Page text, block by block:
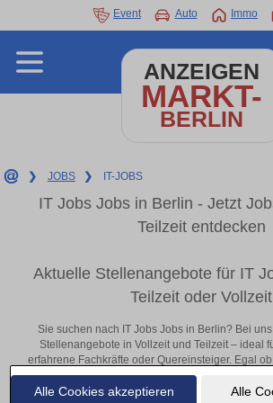
Alle Cookies akzeptieren Alle
Event Auto Immo
ANZEIGEN
MARKT-
BERLIN
❯ JOBS ❯ IT-JOBS
IT Jobs Jobs in Berlin - Jetzt
Teilzeit entdecken
Aktuelle Stellenangebote für IT
Teilzeit oder Vollzeit
Sie suchen nach IT Jobs Jobs in Berlin? Bei
Stellenangebote in Vollzeit und Teilzeit – ideal
erfahrene Fachkräfte oder Quereinsteiger. Egal
remote: Entdecken Sie jetzt neue Chancen in
bewerben Sie sich direkt auf passende IT